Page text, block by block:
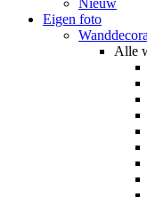
Eigen foto
Alle